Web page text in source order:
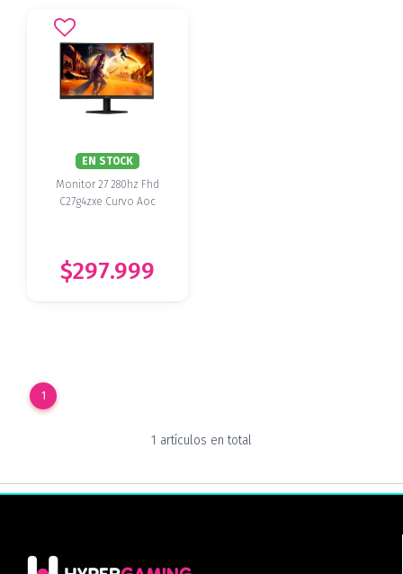
EN STOCK
Monitor 27 280hz Fhd
C27g4zxe Curvo Aoc
$297.999
1
1 artículos en total